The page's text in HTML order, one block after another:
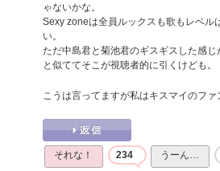
ゃないかな。
Sexy zoneは全員ルックスも歌もレベル
い。
ただ中島君と菊池君のギスギスした感
と似ててそこが視聴者的に引くけども。
こうは言ってますが私はキスマイのファ
それな！ 234 うーん…